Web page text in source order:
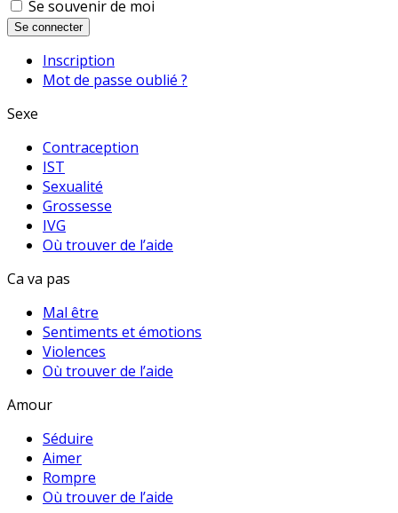
Se souvenir de moi
Se connecter
Inscription
Mot de passe oublié ?
Sexe
Contraception
IST
Sexualité
Grossesse
IVG
Où trouver de l’aide
Ca va pas
Mal être
Sentiments et émotions
Violences
Où trouver de l’aide
Amour
Séduire
Aimer
Rompre
Où trouver de l’aide